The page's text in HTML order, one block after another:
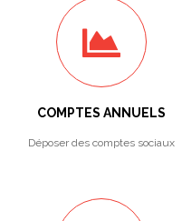
COMPTES ANNUELS
Déposer des comptes sociaux